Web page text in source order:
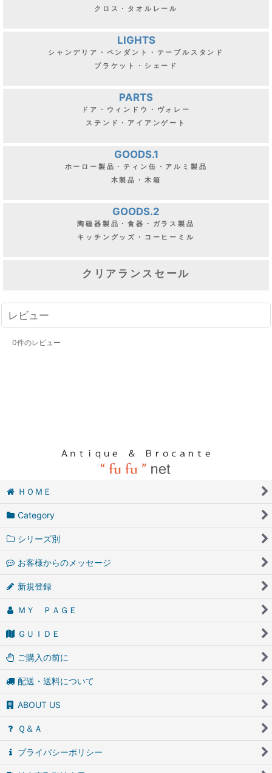
クロス・タオルレール
LIGHTS
シャンデリア・ペンダント・テーブルスタンド
ブラケット・シェード
PARTS
ドア・ウィンドウ・ヴォレー
ステンド・アイアンゲート
GOODS.1
ホーロー製品・ティン缶・アルミ製品
木製品・木箱
GOODS.2
陶磁器製品・食器・ガラス製品
キッチングッズ・コーヒーミル
クリアランスセール
レビュー
0件のレビュー
ＨＯＭＥ
Category
シリーズ別
お客様からのメッセージ
新規登録
ＭＹ ＰＡＧＥ
ＧＵＩＤＥ
ご購入の前に
配送・送料について
ABOUT US
Ｑ＆Ａ
プライバシーポリシー